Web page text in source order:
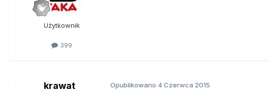
Użytkownik
399
krawat Opublikowano 4 Czerwca 2015